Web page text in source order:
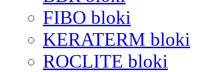
FIBO bloki
KERATERM bloki
ROCLITE bloki